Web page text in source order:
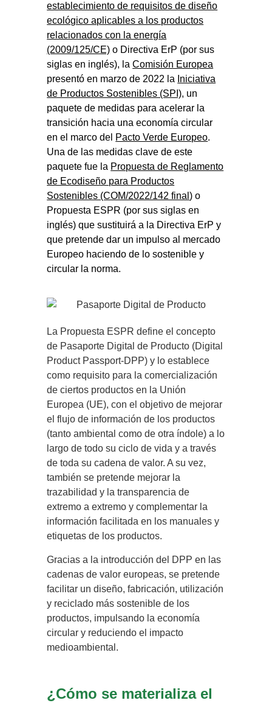
establecimiento de requisitos de diseño
ecológico aplicables a los productos
relacionados con la energía
(2009/125/CE) o Directiva ErP (por sus
siglas en inglés), laComisión Europea
presentó en marzo de 2022 la Iniciativa
de Productos Sostenibles (SPI), un
paquete de medidas para acelerar la
transición hacia una economía circular
en el marco del Pacto Verde Europeo.
Una de las medidas clave de este
paquete fue la Propuesta de Reglamento
de Ecodiseño para Productos
Sostenibles (COM/2022/142 final) o
Propuesta ESPR (por sus siglas en
inglés) que sustituirá a la Directiva ErP y
que pretende dar un impulso al mercado
Europeo haciendo de lo sostenible y
circular la norma.
La Propuesta ESPR define el concepto
de Pasaporte Digital de Producto (Digital
Product Passport-DPP) y lo establece
como requisito para la comercialización
de ciertos productos en la Unión
Europea (UE), con el objetivo de mejorar
el flujo de información de los productos
(tanto ambiental como de otra índole) a lo
largo de todo su ciclo de vida y a través
de toda su cadena de valor. A su vez,
también se pretende mejorar la
trazabilidad y la transparencia de
extremo a extremo y complementar la
información facilitada en los manuales y
etiquetas de los productos.
Gracias a la introducción del DPP en las
cadenas de valor europeas, se pretende
facilitar un diseño, fabricación, utilización
y reciclado más sostenible de los
productos, impulsando la economía
circular y reduciendo el impacto
medioambiental.
¿Cómo se materializa el